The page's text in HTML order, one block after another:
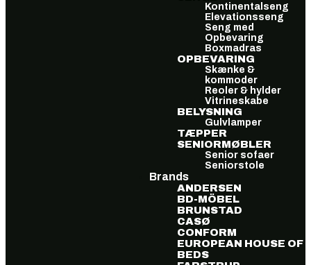
Kontinentalseng
Elevationsseng
Seng med
Opbevaring
Boxmadras
OPBEVARING
Skænke &
kommoder
Reoler & hylder
Vitrineskabe
BELYSNING
Gulvlamper
TÆPPER
SENIORMØBLER
Senior sofaer
Seniorstole
Brands
ANDERSEN
BD-MÖBEL
BRUNSTAD
CASØ
CONFORM
EUROPEAN HOUSE OF
BEDS